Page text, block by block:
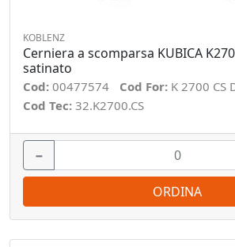
KOBLENZ
Cerniera a scomparsa KUBICA
satinato
Cod: 00477574 Cod For: K 2700 CS
Cod Tec: 32.K2700.CS
−
ORDINA